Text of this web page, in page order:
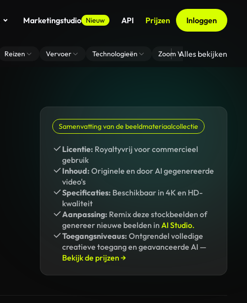
Marketingstudio Nieuw API Prijzen Inloggen
Reizen Vervoer Technologieën Zoom Virtuele
Alles bekijken
Samenvatting van de beeldmateriaalcollectie
Licentie: Royaltyvrij voor commercieel
gebruik
Inhoud: Originele en door AI gegenereerde
video's
Specificaties: Beschikbaar in 4K en HD-
kwaliteit
Aanpassing: Remix deze stockbeelden of
genereer nieuwe beelden in AI Studio.
Toegangsniveaus: Ontgrendel volledige
creatieve toegang en geavanceerde AI —
Bekijk de prijzen →